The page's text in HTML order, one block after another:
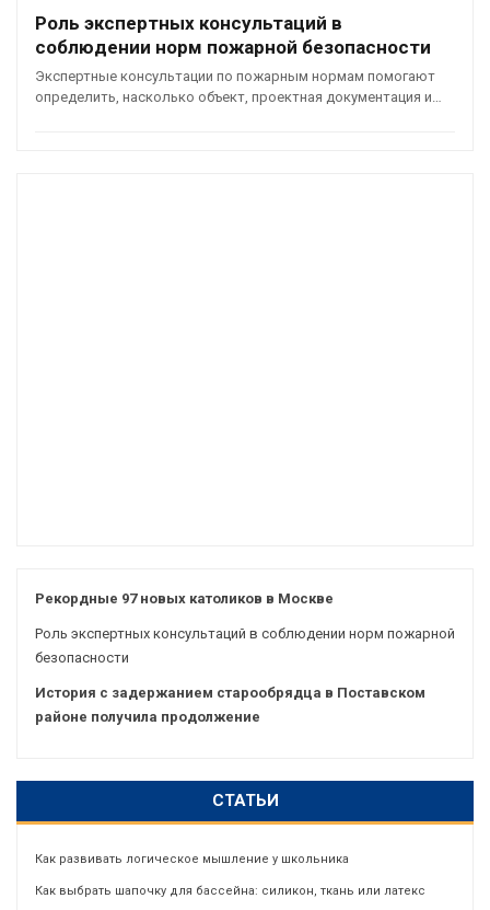
Роль экспертных консультаций в
соблюдении норм пожарной безопасности
Экспертные консультации по пожарным нормам помогают
определить, насколько объект, проектная документация и…
Рекордные 97 новых католиков в Москве
Роль экспертных консультаций в соблюдении норм пожарной
безопасности
История с задержанием старообрядца в Поставском
районе получила продолжение
СТАТЬИ
Как развивать логическое мышление у школьника
Как выбрать шапочку для бассейна: силикон, ткань или латекс